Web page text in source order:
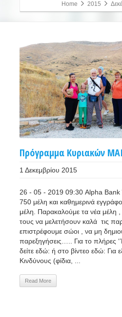
Home 2015
Πρόγραμμα Κυριακών
1 Δεκεμβρίου 2015
26 - 05 - 2019 09:30 Alpha Bank
750 μέλη και καθημερινά
μέλη. Παρακαλούμε τα νέα μέλη
τους να μελετήσουν καλά τις
επιστρέφουμε σώοι , να μη
παρεξηγήσεις….. Για το πλήρες
δείτε εδώ: ή στο βίντεο εδώ: Για
Κινδύνους (φίδια, ...
Read More